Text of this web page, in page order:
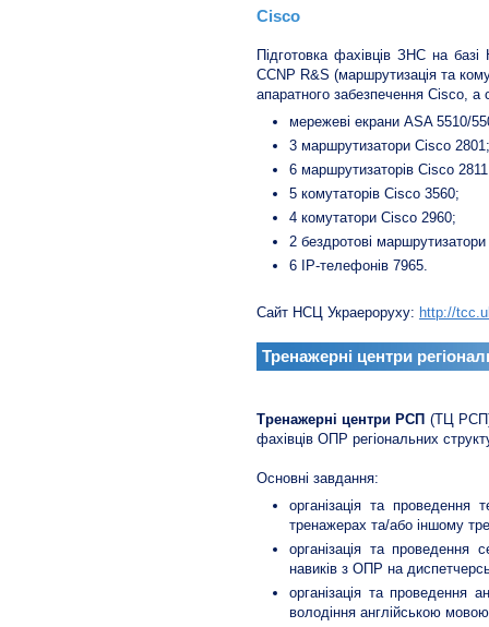
Cisco
Підготовка фахівців ЗНС на
CCNP R&S (маршрутизація та
апаратного забезпечення Cisco, а
мережеві екрани ASA 5510/
3 маршрутизатори Cisco 2801;
6 маршрутизаторів Cisco
5 комутаторів Cisco 3560;
4 комутатори Cisco 2960;
2 бездротові
6 ІР-телефонів 7965.
Сайт НСЦ Украероруху: http://
Тренажерні центри
Тренажерні центри РСП (ТЦ РСП)
фахівців ОПР регіональних
Основні завдання:
організація та проведення
тренажерах та/або іншому
організація та проведення
навиків з ОПР на
організація та проведення
володіння англійською